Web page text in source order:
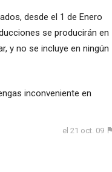
desde el 1 de Enero
se producirán en
y no se incluye en ningún
inconveniente en
el 21 oct. 09